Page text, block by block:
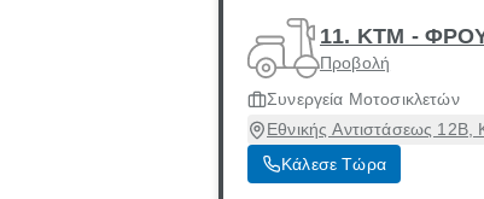
11. KTM -
Προβολή
Συνεργεία Μοτοσικλετών
Εθνικής Αντιστάσεως
Κάλεσε Τώρα